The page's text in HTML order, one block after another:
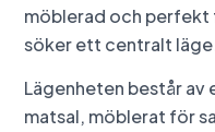
möblerad och perfekt
söker ett centralt
Lägenheten består
matsal, möblerat för